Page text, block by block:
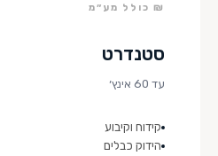
₪ כולל מע״מ
סטנדרט
עד 60 אינץ׳
קידוח וקיבוע
הידוק כבלים